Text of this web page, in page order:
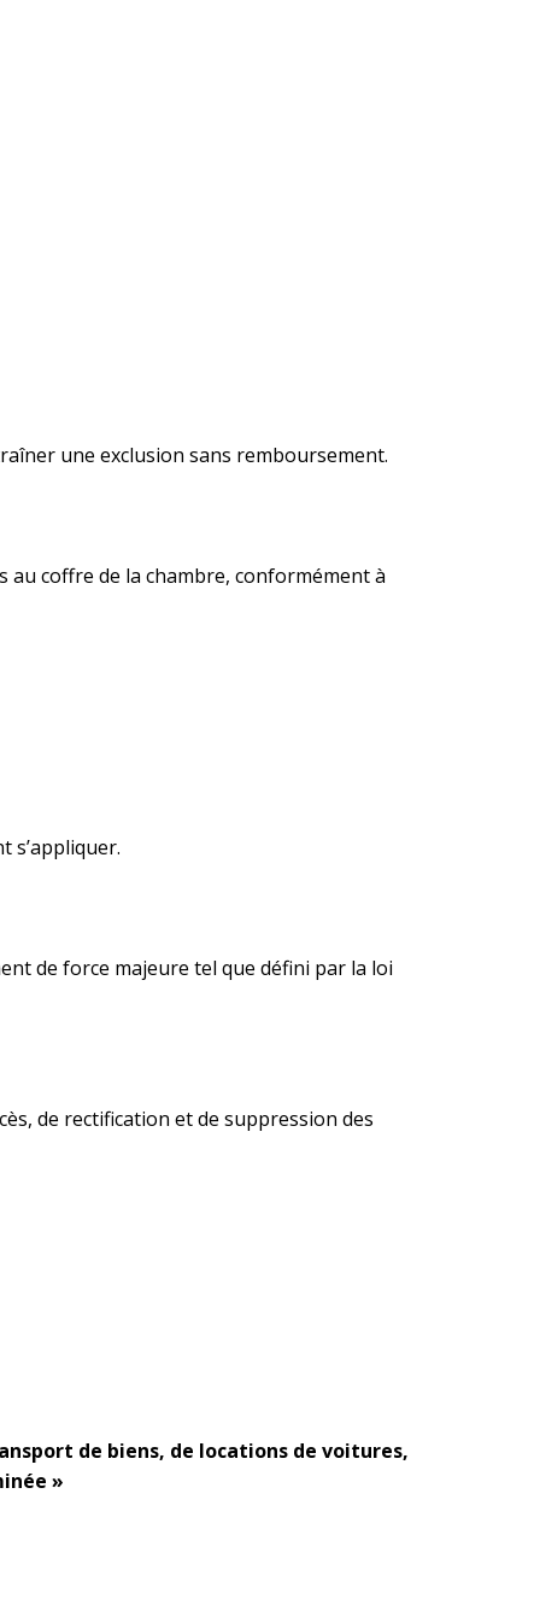
une exclusion sans remboursement.
coffre de la chambre, conformément à
s’appliquer.
de force majeure tel que défini par la loi
de rectification et de suppression des
de biens, de locations de voitures,
»